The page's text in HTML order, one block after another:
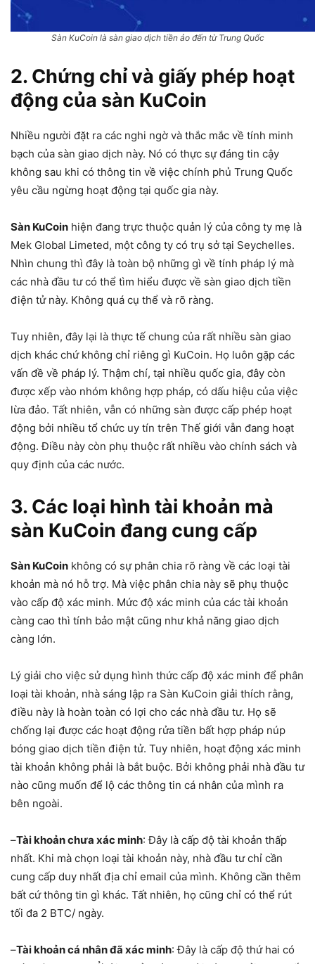
Sàn KuCoin là sàn giao dịch tiền ảo đến từ Trung Quốc
2. Chứng chỉ và giấy phép hoạt
động của sàn KuCoin
Nhiều người đặt ra các nghi ngờ và thắc mắc về tính minh
bạch của sàn giao dịch này. Nó có thực sự đáng tin cậy
không sau khi có thông tin về việc chính phủ Trung Quốc
yêu cầu ngừng hoạt động tại quốc gia này.
Sàn KuCoin hiện đang trực thuộc quản lý của công ty mẹ là
Mek Global Limeted, một công ty có trụ sở tại Seychelles.
Nhìn chung thì đây là toàn bộ những gì về tính pháp lý mà
các nhà đầu tư có thể tìm hiểu được về sàn giao dịch tiền
điện tử này. Không quá cụ thể và rõ ràng.
Tuy nhiên, đây lại là thực tế chung của rất nhiều sàn giao
dịch khác chứ không chỉ riêng gì KuCoin. Họ luôn gặp các
vấn đề về pháp lý. Thậm chí, tại nhiều quốc gia, đây còn
được xếp vào nhóm không hợp pháp, có dấu hiệu của việc
lừa đảo. Tất nhiên, vẫn có những sàn được cấp phép hoạt
động bởi nhiều tổ chức uy tín trên Thế giới vẫn đang hoạt
động. Điều này còn phụ thuộc rất nhiều vào chính sách và
quy định của các nước.
3. Các loại hình tài khoản mà
sàn KuCoin đang cung cấp
Sàn KuCoin không có sự phân chia rõ ràng về các loại tài
khoản mà nó hỗ trợ. Mà việc phân chia này sẽ phụ thuộc
vào cấp độ xác minh. Mức độ xác minh của các tài khoản
càng cao thì tính bảo mật cũng như khả năng giao dịch
càng lớn.
Lý giải cho việc sử dụng hình thức cấp độ xác minh để phân
loại tài khoản, nhà sáng lập ra Sàn KuCoin giải thích rằng,
điều này là hoàn toàn có lợi cho các nhà đầu tư. Họ sẽ
chống lại được các hoạt động rửa tiền bất hợp pháp núp
bóng giao dịch tiền điện tử. Tuy nhiên, hoạt động xác minh
tài khoản không phải là bắt buộc. Bởi không phải nhà đầu tư
nào cũng muốn để lộ các thông tin cá nhân của mình ra
bên ngoài.
–Tài khoản chưa xác minh: Đây là cấp độ tài khoản thấp
nhất. Khi mà chọn loại tài khoản này, nhà đầu tư chỉ cần
cung cấp duy nhất địa chỉ email của mình. Không cần thêm
bất cứ thông tin gì khác. Tất nhiên, họ cũng chỉ có thể rút
tối đa 2 BTC/ ngày.
–Tài khoản cá nhân đã xác minh: Đây là cấp độ thứ hai có